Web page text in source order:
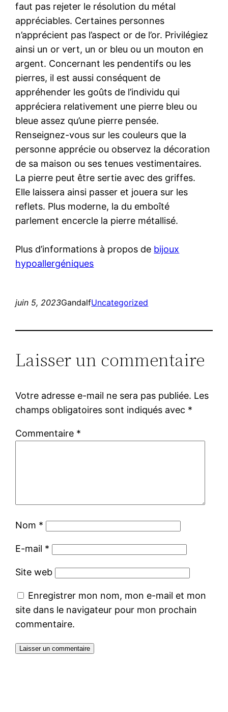
faut pas rejeter le résolution du métal
appréciables. Certaines personnes
n’apprécient pas l’aspect or de l’or. Privilégiez
ainsi un or vert, un or bleu ou un mouton en
argent. Concernant les pendentifs ou les
pierres, il est aussi conséquent de
appréhender les goûts de l’individu qui
appréciera relativement une pierre bleu ou
bleue assez qu’une pierre pensée.
Renseignez-vous sur les couleurs que la
personne apprécie ou observez la décoration
de sa maison ou ses tenues vestimentaires.
La pierre peut être sertie avec des griffes.
Elle laissera ainsi passer et jouera sur les
reflets. Plus moderne, la du emboîté
parlement encercle la pierre métallisé.
Plus d’informations à propos de bijoux
hypoallergéniques
juin 5, 2023GandalfUncategorized
Laisser un commentaire
Votre adresse e-mail ne sera pas publiée. Les
champs obligatoires sont indiqués avec *
Commentaire *
Nom *
E-mail *
Site web
Enregistrer mon nom, mon e-mail et mon
site dans le navigateur pour mon prochain
commentaire.